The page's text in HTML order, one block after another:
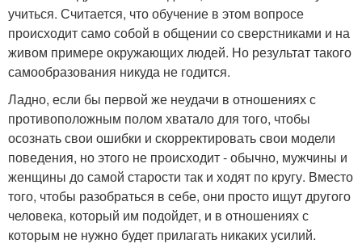
учиться. Считается, что обучение в этом вопросе
происходит само собой в общении со сверстниками и на
живом примере окружающих людей. Но результат такого
самообразования никуда не годится.
Ладно, если бы первой же неудачи в отношениях с
противоположным полом хватало для того, чтобы
осознать свои ошибки и скорректировать свои модели
поведения, но этого не происходит - обычно, мужчины и
женщины до самой старости так и ходят по кругу. Вместо
того, чтобы разобраться в себе, они просто ищут другого
человека, который им подойдет, и в отношениях с
которым не нужно будет прилагать никаких усилий.